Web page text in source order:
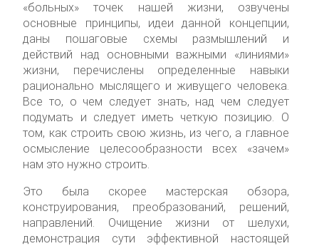
«больных» точек нашей жизни, озвучены
основные принципы, идеи данной концепции,
даны пошаговые схемы размышлений и
действий над основными важными «линиями»
жизни, перечислены определенные навыки
рационально мыслящего и живущего человека.
Все то, о чем следует знать, над чем следует
подумать и следует иметь четкую позицию. О
том, как строить свою жизнь, из чего, а главное
осмысление целесообразности всех «зачем»
нам это нужно строить.
Это была скорее мастерская обзора,
конструирования, преобразований, решений,
направлений. Очищение жизни от шелухи,
демонстрация сути эффективной настоящей